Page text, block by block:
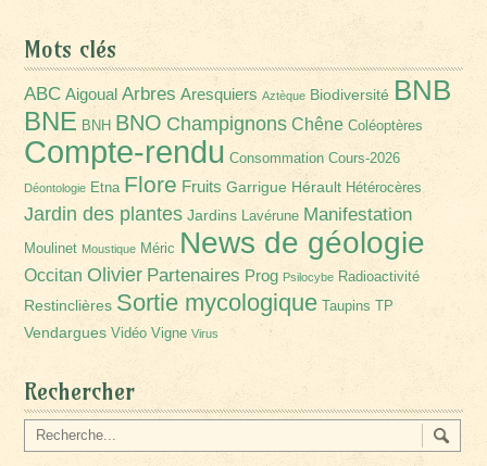
Mots clés
ABC Aigoual Arbres Aresquiers Aztèque Biodiversité BNB
BNE BNH BNO Champignons Chêne Coléoptères
Compte-rendu Consommation Cours-2026
Déontologie Etna Flore Fruits Garrigue Hérault Hétérocères
Jardin des plantes Jardins Lavérune Manifestation
Moulinet Moustique Méric News de géologie
Occitan Olivier Partenaires Prog Psilocybe Radioactivité
Restinclières Sortie mycologique Taupins TP
Vendargues Vidéo Vigne Virus
Rechercher